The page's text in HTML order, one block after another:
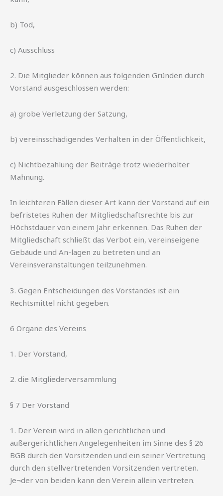
b) Tod,
c) Ausschluss
2. Die Mitglieder können aus folgenden Gründen durch
Vorstand ausgeschlossen werden:
a) grobe Verletzung der Satzung,
b) vereinsschädigendes Verhalten in der Öffentlichkeit,
c) Nichtbezahlung der Beiträge trotz wiederholter
Mahnung.
In leichteren Fällen dieser Art kann der Vorstand auf ein
befristetes Ruhen der Mitgliedschaftsrechte bis zur
Höchstdauer von einem Jahr erkennen. Das Ruhen der
Mitgliedschaft schließt das Verbot ein, vereinseigene
Gebäude und An-lagen zu betreten und an
Vereinsveranstaltungen teilzunehmen.
3. Gegen Entscheidungen des Vorstandes ist ein
Rechtsmittel nicht gegeben.
6 Organe des Vereins
1. Der Vorstand,
2. die Mitgliederversammlung
§ 7 Der Vorstand
1. Der Verein wird in allen gerichtlichen und
außergerichtlichen Angelegenheiten im Sinne des § 26
BGB durch den Vorsitzenden und ein seiner Vertretung
durch den stellvertretenden Vorsitzenden vertreten.
Je¬der von beiden kann den Verein allein vertreten.